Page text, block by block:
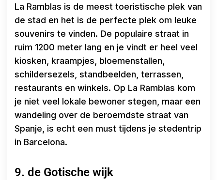
La Ramblas is de meest toeristische plek van
de stad en het is de perfecte plek om leuke
souvenirs te vinden. De populaire straat in
ruim 1200 meter lang en je vindt er heel veel
kiosken, kraampjes, bloemenstallen,
schildersezels, standbeelden, terrassen,
restaurants en winkels. Op La Ramblas kom
je niet veel lokale bewoner stegen, maar een
wandeling over de beroemdste straat van
Spanje, is echt een must tijdens je stedentrip
in Barcelona.
9. de Gotische wijk